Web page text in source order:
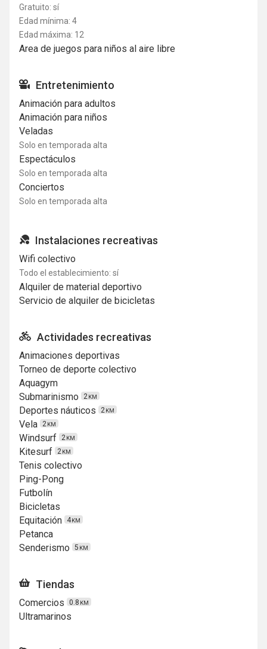
Gratuito: sí
Edad mínima: 4
Edad máxima: 12
Area de juegos para niños al aire libre
Entretenimiento
Animación para adultos
Animación para niños
Veladas
Solo en temporada alta
Espectáculos
Solo en temporada alta
Conciertos
Solo en temporada alta
Instalaciones recreativas
Wifi colectivo
Todo el establecimiento: sí
Alquiler de material deportivo
Servicio de alquiler de bicicletas
Actividades recreativas
Animaciones deportivas
Torneo de deporte colectivo
Aquagym
Submarinismo
2KM
Deportes náuticos 2KM
Vela 2KM
Windsurf 2KM
Kitesurf 2KM
Tenis colectivo
Ping-Pong
Futbolín
Bicicletas
Equitación
4KM
Petanca
Senderismo
5 KM
Tiendas
Comercios 0.8 KM
Ultramarinos